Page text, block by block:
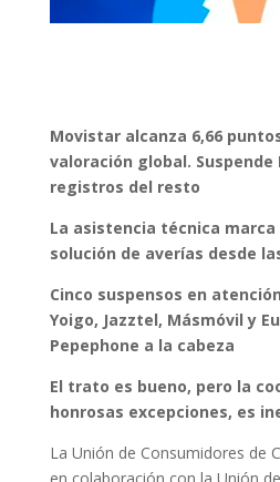
Movistar alcanza 6,66
valoración global. Suspende
registros del resto
La asistencia técnica
solución de averías desde
Cinco suspensos en
Yoigo, Jazztel, Másmóvil y
Pepephone a la cabeza
El trato es bueno, pero la
honrosas excepciones, es
La Unión de Consumidores de